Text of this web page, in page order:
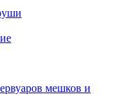
мешков и